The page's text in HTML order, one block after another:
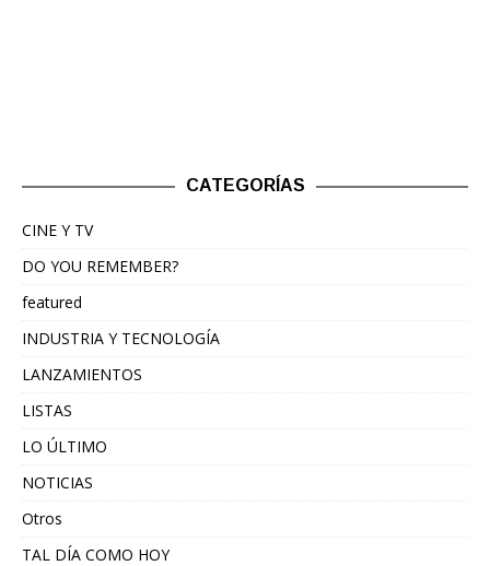
CATEGORÍAS
CINE Y TV
DO YOU REMEMBER?
featured
INDUSTRIA Y TECNOLOGÍA
LANZAMIENTOS
LISTAS
LO ÚLTIMO
NOTICIAS
Otros
TAL DÍA COMO HOY